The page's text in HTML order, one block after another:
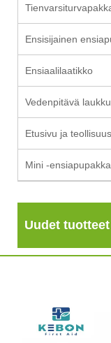
Ensisijainen
Ensiaalilaatikko
Vedenpitävä laukku
Etusivu ja
Mini -
Uudet tuotteet